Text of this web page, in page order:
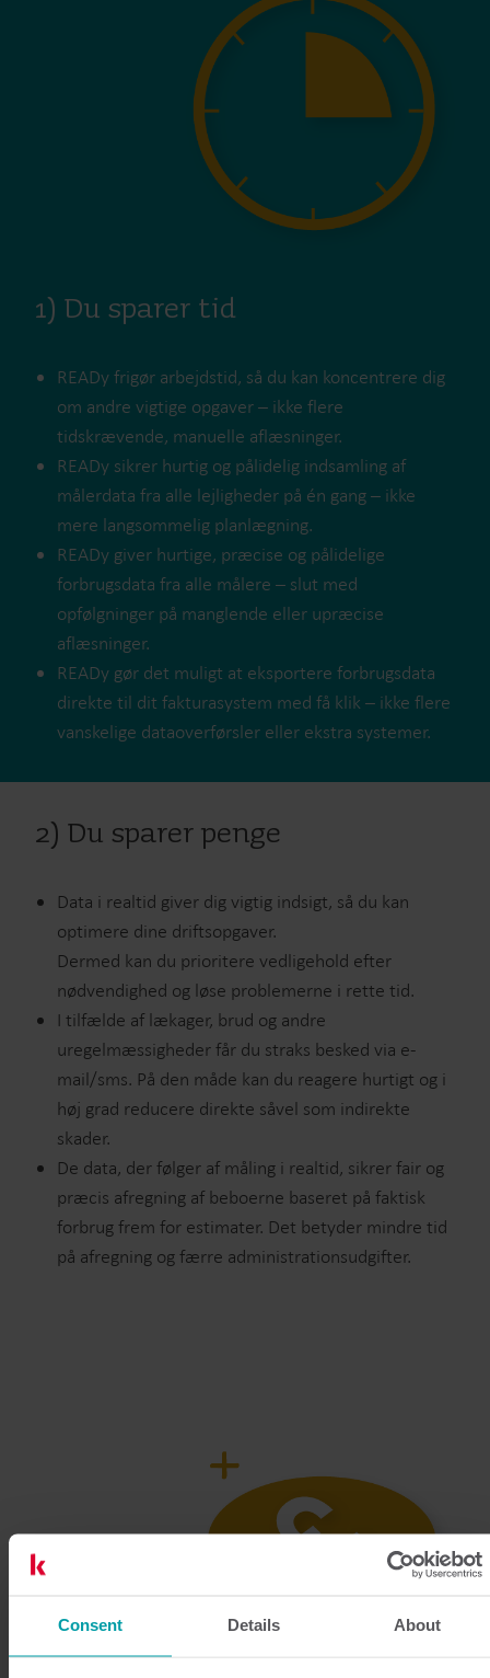
Consent Details About
1) Du sparer tid
READy frigør arbejdstid, så du kan koncentrere dig
om andre vigtige opgaver – ikke flere
tidskrævende, manuelle aflæsninger.
READy sikrer hurtig og pålidelig indsamling af
målerdata fra alle lejligheder på én gang – ikke
mere langsommelig planlægning.
READy giver hurtige, præcise og pålidelige
forbrugsdata fra alle målere – slut med
opfølgninger på manglende eller upræcise
aflæsninger.
READy gør det muligt at eksportere forbrugsdata
direkte til dit fakturasystem med få klik – ikke flere
vanskelige dataoverførsler eller ekstra systemer.
2) Du sparer penge
Data i realtid giver dig vigtig indsigt, så du kan
optimere dine driftsopgaver.
Dermed kan du prioritere vedligehold efter
nødvendighed og løse problemerne i rette tid.
I tilfælde af lækager, brud og andre
uregelmæssigheder får du straks besked via e-
mail/sms. På den måde kan du reagere hurtigt og i
høj grad reducere direkte såvel som indirekte
skader.
De data, der følger af måling i realtid, sikrer fair og
præcis afregning af beboerne baseret på faktisk
forbrug frem for estimater. Det betyder mindre tid
på afregning og færre administrationsudgifter.